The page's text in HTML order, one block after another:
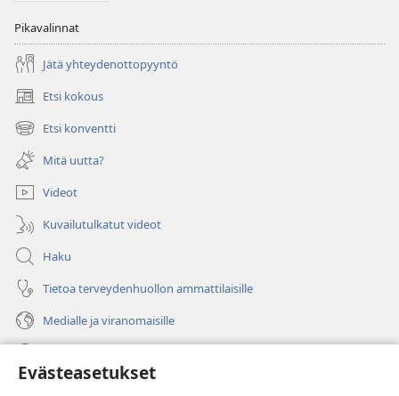
Evästeasetukset
Pikavalinnat
Jätä yhteydenottopyyntö
Etsi kokous
(avaa
uuden
ikkunan)
Etsi konventti
(avaa
uuden
ikkunan)
Mitä uutta?
Videot
Kuvailutulkatut videot
Haku
Tietoa terveydenhuollon ammattilaisille
Medialle ja viranomaisille